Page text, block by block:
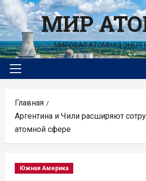
Перейти
к
содержимомуМИР
МИРОВАЯ АТОМНАЯ
Основное
Главная
Аргентина и Чили расширяют
атомной сфере
Южная Америка